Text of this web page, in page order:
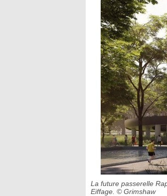
La future passerelle
Eiffage. © Grimshaw